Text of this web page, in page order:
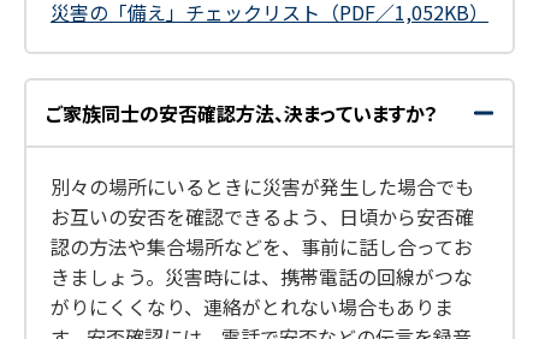
災害の「備え」チェックリスト（PDF／1,052KB）
ご家族同士の安否確認方法、決まっていますか？
開
く
閉
じ
別々の場所にいるときに災害が発生した場合でも
お互いの安否を確認できるよう、日頃から安否確
認の方法や集合場所などを、事前に話し合ってお
きましょう。災害時には、携帯電話の回線がつな
がりにくくなり、連絡がとれない場合もありま